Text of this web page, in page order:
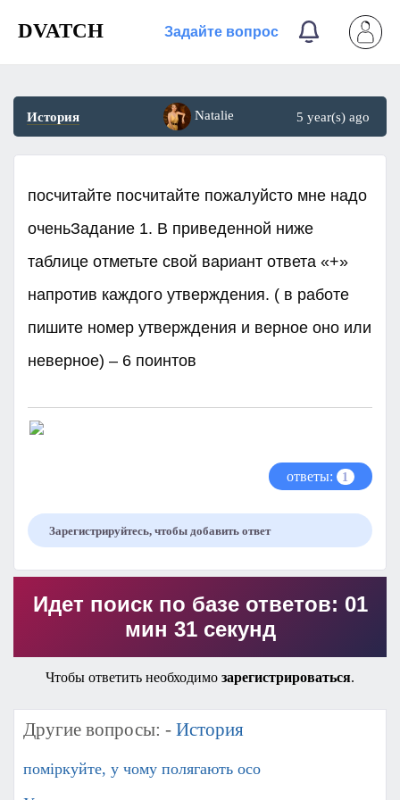
DVATCH Задайте вопрос
История Natalie 5 year(s) ago
посчитайте посчитайте пожалуйсто мне надо
оченьЗадание 1. В приведенной ниже
таблице отметьте свой вариант ответа «+»
напротив каждого утверждения. ( в работе
пишите номер утверждения и верное оно или
неверное) – 6 поинтов​
ответы: 1
Зарегистрируйтесь, чтобы добавить ответ
Идет поиск по базе ответов: 01
мин 31 секунд
Чтобы ответить необходимо зарегистрироваться.
Другие вопросы: - История
поміркуйте, у чому полягають осо